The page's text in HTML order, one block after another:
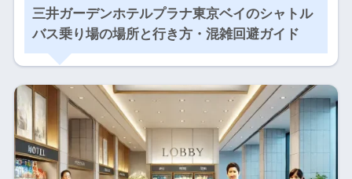
三井ガーデンホテルプラナ東京ベイのシャトル
バス乗り場の場所と行き方・混雑回避ガイド